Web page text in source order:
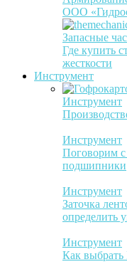
ООО
Запасные
Где купить
жесткости
Инструмент
Инструмент
Инструмент
Поговорим
подшипники
Инструмент
Заточка
определить
Инструмент
Как